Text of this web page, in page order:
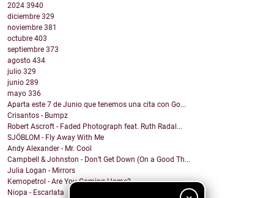
2024 3940
diciembre 329
noviembre 381
octubre 403
septiembre 373
agosto 434
julio 329
junio 289
mayo 336
Aparta este 7 de Junio que tenemos una cita con Go...
Crisantos - Bumpz
Robert Ascroft - Faded Photograph feat. Ruth Radal...
SJÖBLOM - Fly Away With Me
Andy Alexander - Mr. Cool
Campbell & Johnston - Don’t Get Down (On a Good Th...
Julia Logan - Mirrors
Kemopetrol - Are You Coming Home?
Niopa - Escarlata